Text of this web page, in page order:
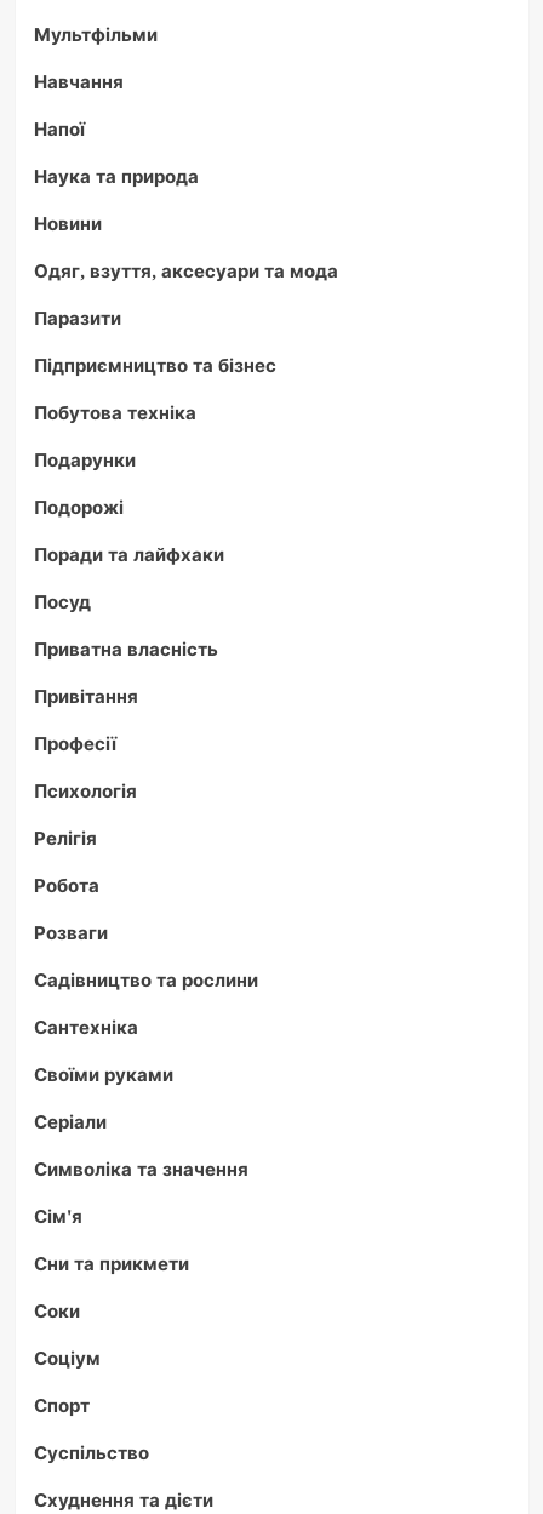
Мультфільми
Навчання
Напої
Наука та природа
Новини
Одяг, взуття, аксесуари та мода
Паразити
Підприємництво та бізнес
Побутова техніка
Подарунки
Подорожі
Поради та лайфхаки
Посуд
Приватна власність
Привітання
Професії
Психологія
Релігія
Робота
Розваги
Садівництво та рослини
Сантехніка
Своїми руками
Серіали
Символіка та значення
Сім'я
Сни та прикмети
Соки
Соціум
Спорт
Суспільство
Схуднення та дієти